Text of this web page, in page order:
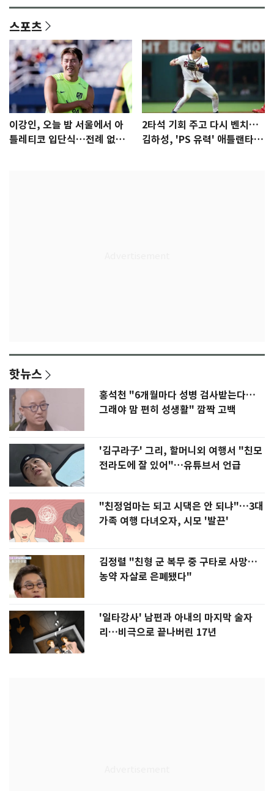
스포츠
이강인, 오늘 밤 서울에서 아
틀레티코 입단식…전례 없는
2타석 기회 주고 다시 벤치…
김하성, 'PS 유력' 애틀랜타에
핫뉴스
홍석천 "6개월마다 성병 검사받는다…
그래야 맘 편히 성생활" 깜짝 고백
'김구라子' 그리, 할머니외 여행서 "친모
전라도에 잘 있어"…유튜브서 언급
"친정엄마는 되고 시댁은 안 되냐"…3대
가족 여행 다녀오자, 시모 '발끈'
김정렬 "친형 군 복무 중 구타로 사망…
농약 자살로 은폐됐다"
'일타강사' 남편과 아내의 마지막 술자
리…비극으로 끝나버린 17년